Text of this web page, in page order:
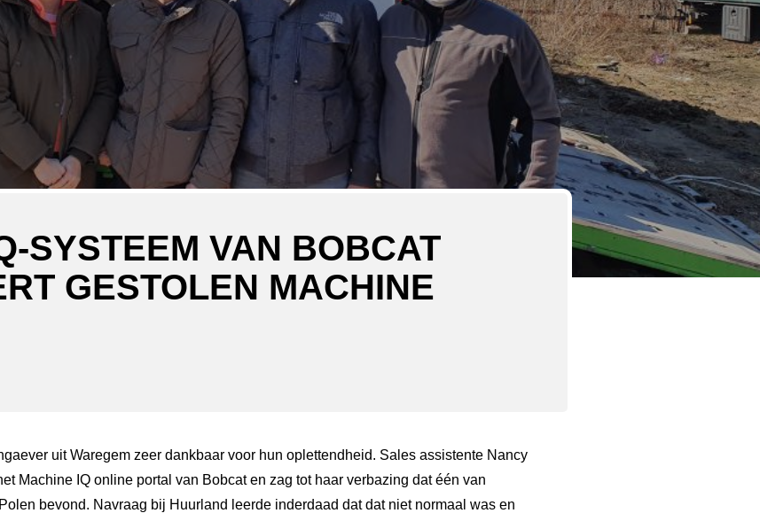
SYSTEEM VAN BOBCAT
GESTOLEN MACHINE
uit Waregem zeer dankbaar voor hun oplettendheid. Sales assistente Nancy
Machine IQ online portal van Bobcat en zag tot haar verbazing dat één van
bevond. Navraag bij Huurland leerde inderdaad dat dat niet normaal was en